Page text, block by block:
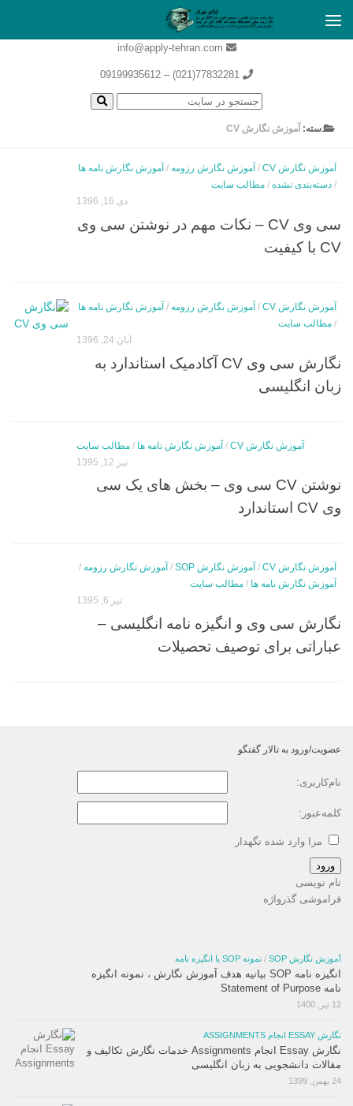
دسته: آموزش نگارش CV
آموزش نگارش CV / آموزش نگارش رزومه / آموزش نگارش نامه ها
/ دسته‌بندی نشده / مطالب سایت
دی 16, 1396
سی وی CV – نکات مهم در نوشتن سی وی
CV با کیفیت
آموزش نگارش CV / آموزش نگارش رزومه / آموزش نگارش نامه ها
/ مطالب سایت
آبان 24, 1396
نگارش سی وی CV آکادمیک استاندارد به
زبان انگلیسی
آموزش نگارش CV / آموزش نگارش نامه ها / مطالب سایت
تیر 12, 1395
نوشتن CV سی وی – بخش های یک سی
وی CV استاندارد
آموزش نگارش CV / آموزش نگارش SOP / آموزش نگارش رزومه /
آموزش نگارش نامه ها / مطالب سایت
تیر 6, 1395
نگارش سی وی و انگیزه نامه انگلیسی –
عباراتی برای توصیف تحصیلات
عضویت/ورود به تالار گفتگو
نام‌کاربری:
کلمه‌عبور:
مرا وارد شده نگهدار
ورود
نام نویسی
فراموشی گذرواژه
آموزش نگارش SOP / نمونه SOP یا انگیزه نامه
انگیزه نامه SOP بیانیه هدف آموزش نگارش ، نمونه انگیزه
نامه Statement of Purpose
12 تیر, 1400
نگارش ESSAY انجام ASSIGNMENTS
نگارش Essay انجام Assignments خدمات نگارش تکالیف و
مقالات دانشجویی به زبان انگلیسی
24 بهمن, 1399